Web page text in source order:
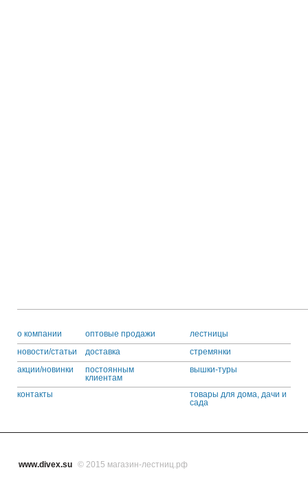
o компании
новости/статьи
акции/новинки
контакты
оптовые продажи
доставка
постоянным
клиентам
лестницы
стремянки
вышки-туры
товары для дома, дачи и
сада
www.divex.su © 2015 магазин-лестниц.рф